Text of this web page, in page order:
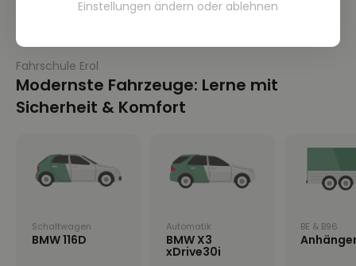
Fahrschule Erol
Modernste Fahrzeuge: Lerne mit
Sicherheit & Komfort
Schaltwagen
BMW 116D
Automatik
BMW X3
xDrive30i
BE & B96
Einstellungen ändern oder ablehnen